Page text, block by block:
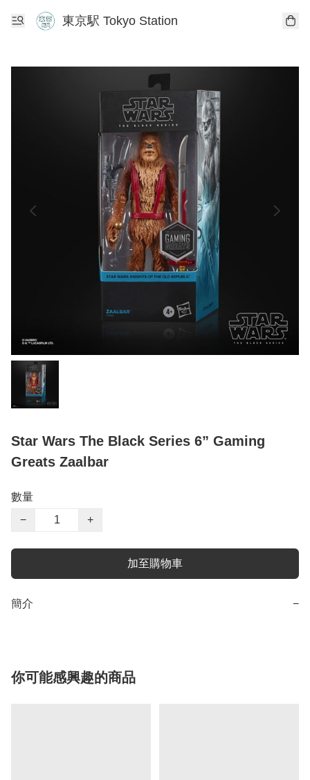
東京駅 Tokyo Station
Star Wars The Black Series 6” Gaming
Greats Zaalbar
數量
−
+
加至購物車
簡介 −
你可能感興趣的商品